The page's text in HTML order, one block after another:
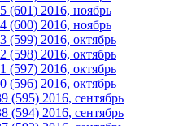
(601) 2016, ноябрь
(600) 2016, ноябрь
(599) 2016, октябрь
(598) 2016, октябрь
(597) 2016, октябрь
(596) 2016, октябрь
(595) 2016, сентябрь
(594) 2016, сентябрь